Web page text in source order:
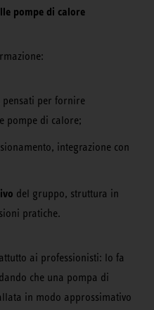
pompe di calore
per fornire
pompe di calore;
integrazione con
del gruppo, struttura in
pratiche.
ai professionisti: lo fa
che una pompa di
in modo approssimativo